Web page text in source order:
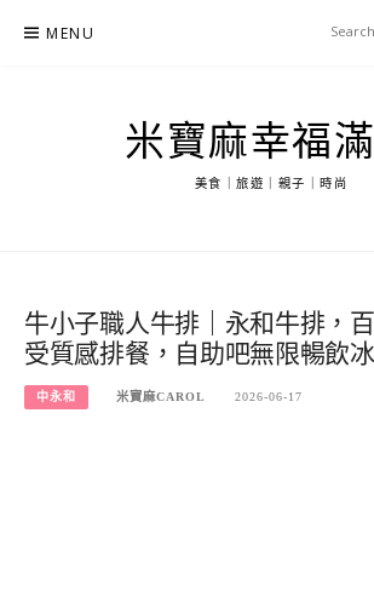
MENU
米寶麻幸福
美食｜旅遊｜親子｜時尚
牛小子職人牛排｜永和牛排，
受質感排餐，自助吧無限暢飲
中永和 米寶麻CAROL 2026-06-17